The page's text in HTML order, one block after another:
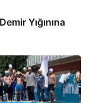
Yığınına